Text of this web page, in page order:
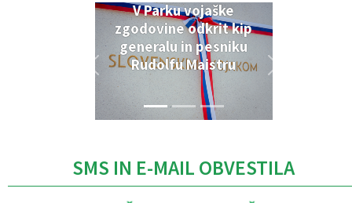
V Parku vojaške
zgodovine odkrit kip
generalu in pesniku
Rudolfu Maistru
SMS IN E-MAIL OBVESTILA